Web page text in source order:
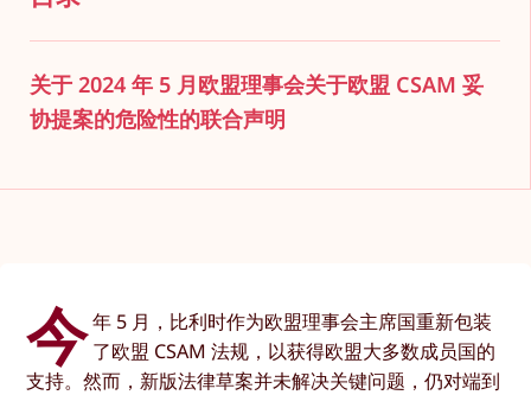
关于 2024 年 5 月欧盟理事会关于欧盟 CSAM 妥
协提案的危险性的联合声明
今年 5 月，比利时作为欧盟理事会主席国重新包装
了欧盟 CSAM 法规，以获得欧盟大多数成员国的
支持。然而，新版法律草案并未解决关键问题，仍对端到